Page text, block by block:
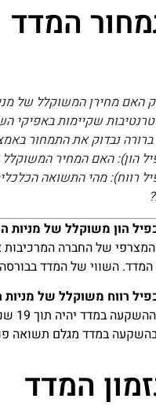
המדד
האם מחירן המשוקלל של
שקיימות באפיקי
נבדוק את התמחור
האם המחיר המשוקלל
רווח): מהי התשואה
של החברה המרכיבות
המדד. השווי של המדד
בהשקעה במדד מגלם תשואה
המדד